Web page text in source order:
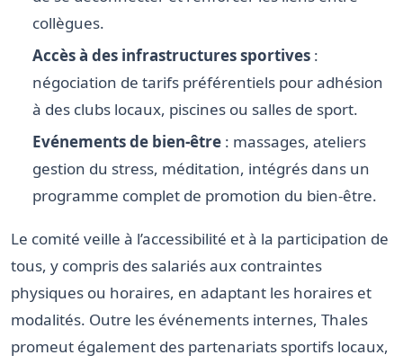
collègues.
Accès à des infrastructures sportives :
négociation de tarifs préférentiels pour adhésion
à des clubs locaux, piscines ou salles de sport.
Evénements de bien-être : massages, ateliers
gestion du stress, méditation, intégrés dans un
programme complet de promotion du bien-être.
Le comité veille à l’accessibilité et à la participation de
tous, y compris des salariés aux contraintes
physiques ou horaires, en adaptant les horaires et
modalités. Outre les événements internes, Thales
promeut également des partenariats sportifs locaux,